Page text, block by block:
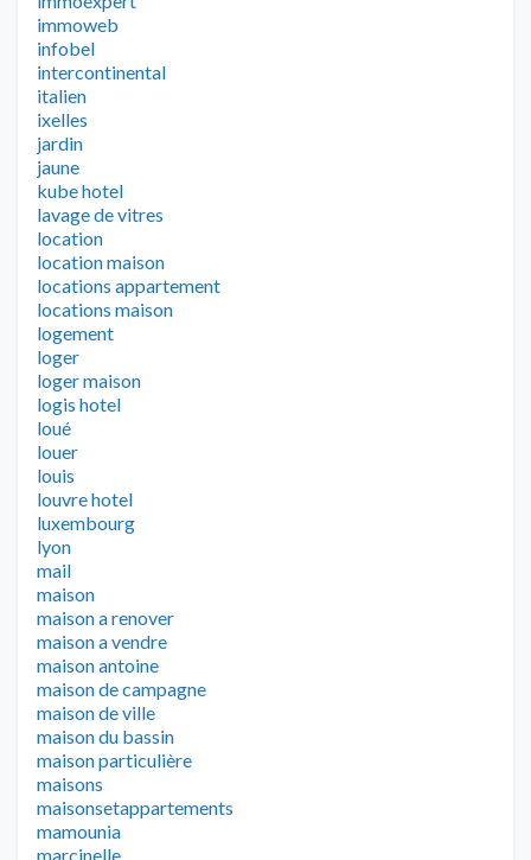
immoweb
infobel
intercontinental
italien
ixelles
jardin
jaune
kube hotel
lavage de vitres
location
location maison
locations appartement
locations maison
logement
loger
loger maison
logis hotel
loué
louer
louis
louvre hotel
luxembourg
lyon
mail
maison
maison a renover
maison a vendre
maison antoine
maison de campagne
maison de ville
maison du bassin
maison particulière
maisons
maisonsetappartements
mamounia
marcinelle